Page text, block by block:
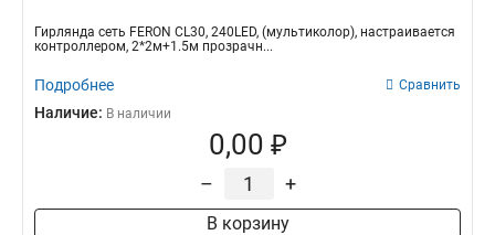
Гирлянда сеть FERON CL30, 240LED, (мультиколор), настраивается
контроллером, 2*2м+1.5м прозрачн...
Подробнее Сравнить
Наличие: В наличии
0,00 ₽
– +
В корзину